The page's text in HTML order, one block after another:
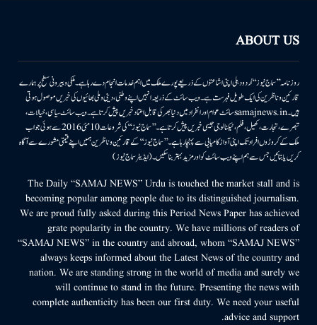
ABOUT US
روزنامہ ’’سماج نیوز‘‘ اُردو دہلی اپنی اشاعتوں کے ذریعے پورے ملک میں اہم خدمات انجام دے رہا ہے۔ ملکی وبیرونی سطح پر ہمارے
قارئین وناظرین کی ایک طویل فہرست ہے۔ ویب سائٹ کے ذریعہ انہیں اپنے وطنی، دینی وملی بھائیوں کی خبریں موصول ہوتی
ہیں۔samajnews.inسائٹ عوام اور انفراد میں دنیا بھر کی قابل اعتماد خبریں پیش کرتا ہے۔ ویب سائٹ سیاسی، خیالات،
تبصرے، تجارت، کھیل، فلم، ٹیکنالوجی جیسی خبریں پیش کرتا ہے۔ ’’سماج نیوز‘‘ کی شروعات 10مئی 2016 سے ہوئی جو اب
ملک کے کروڑوں افراد تک اپنی آواز کامیابی سے پہنچا رہا ہے۔ ’’سماج نیوز‘‘ کے قارئین وناظرین ہمیں اپنے قیمتی مشورے سے آگاہ
کریں یا بتائیں جس سے ہم اپنے ویب سائٹ کو اور مزید بہتر بناسکیں۔ (ایڈیٹر سماج نیوز)
The Daily “SAMAJ NEWS” Urdu is touched the market stall and is
becoming popular among people due to its distinguished journalism.
We are proud fully asked during this Period News Paper has achieved
grate popularity in the country. We have millions of readers of
“SAMAJ NEWS” in the country and abroad, whom “SAMAJ NEWS”
always keeps informed about the Latest News of the country and
nation. We are standing strong in the world of media and surely we
will continue to stand in the future. Presenting the news with
complete authenticity has been our first duty. We need your useful
advice and support.